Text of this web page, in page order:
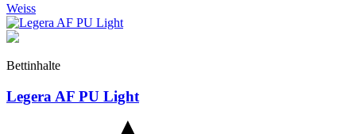
Weiss
Bettinhalte
Legera AF PU Light